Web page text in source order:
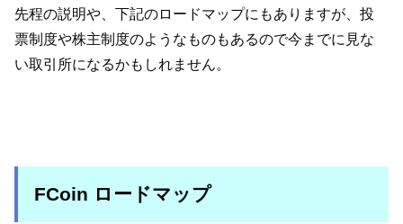
先程の説明や、下記のロードマップにもありますが、投
票制度や株主制度のようなものもあるので今までに見な
い取引所になるかもしれません。
FCoin ロードマップ